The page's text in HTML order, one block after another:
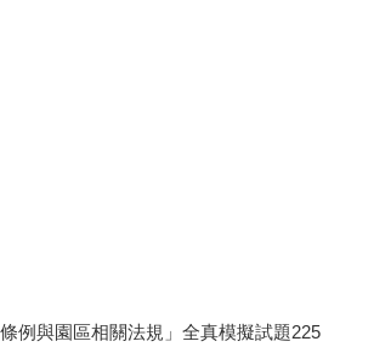
例與園區相關法規」全真模擬試題225